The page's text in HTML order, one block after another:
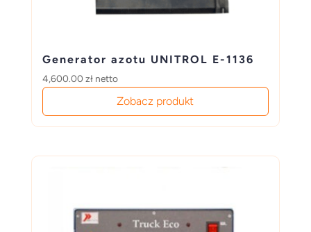
Generator azotu UNITROL E-1136
4,600.00 zł netto
Zobacz produkt